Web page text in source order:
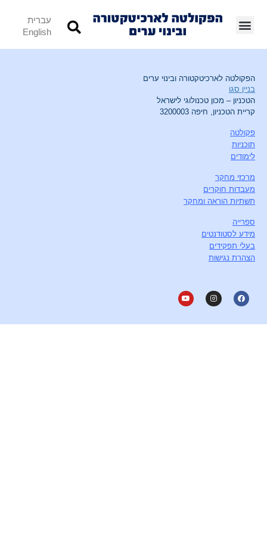
עברית
English
הפקולטה לארכיטקטורה ובינוי ערים
בניין סגו
הטכניון – מכון טכנולוגי לישראל
קריית הטכניון, חיפה 3200003
פקולטה
תוכניות
לימודים
מרכזי מחקר
מעבדות חוקרים
תשתיות הוראה ומחקר
ספרייה
מידע לסטודנטים
בעלי תפקידים
הצהרת נגישות